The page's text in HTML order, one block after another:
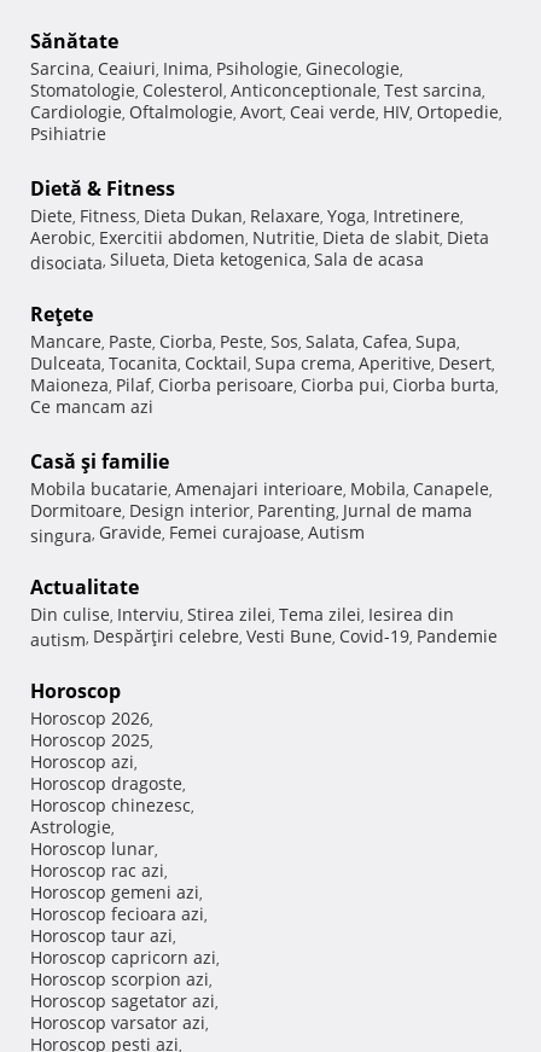
Sănătate
Sarcina, Ceaiuri, Inima, Psihologie, Ginecologie,
Stomatologie, Colesterol, Anticonceptionale, Test sarcina,
Cardiologie, Oftalmologie, Avort, Ceai verde, HIV, Ortopedie,
Psihiatrie
Dietă & Fitness
Diete, Fitness, Dieta Dukan, Relaxare, Yoga, Intretinere,
Aerobic, Exercitii abdomen, Nutritie, Dieta de slabit, Dieta
disociata, Silueta, Dieta ketogenica, Sala de acasa
Reţete
Mancare, Paste, Ciorba, Peste, Sos, Salata, Cafea, Supa,
Dulceata, Tocanita, Cocktail, Supa crema, Aperitive, Desert,
Maioneza, Pilaf, Ciorba perisoare, Ciorba pui, Ciorba burta,
Ce mancam azi
Casă şi familie
Mobila bucatarie, Amenajari interioare, Mobila, Canapele,
Dormitoare, Design interior, Parenting, Jurnal de mama
singura, Gravide, Femei curajoase, Autism
Actualitate
Din culise, Interviu, Stirea zilei, Tema zilei, Iesirea din
autism, Despărţiri celebre, Vesti Bune, Covid-19, Pandemie
Horoscop
Horoscop 2026,
Horoscop 2025,
Horoscop azi,
Horoscop dragoste,
Horoscop chinezesc,
Astrologie,
Horoscop lunar,
Horoscop rac azi,
Horoscop gemeni azi,
Horoscop fecioara azi,
Horoscop taur azi,
Horoscop capricorn azi,
Horoscop scorpion azi,
Horoscop sagetator azi,
Horoscop varsator azi,
Horoscop pesti azi,